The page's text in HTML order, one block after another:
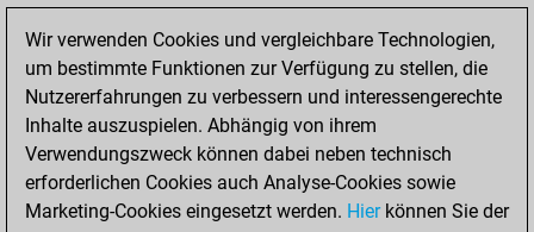
=3 -40 in slow games
Dienstag,
Dezember 7, 2021
You created
your Studies account
Studies
Dienstag,
Wir verwenden Cookies und vergleichbare Technologien,
um bestimmte Funktionen zur Verfügung zu stellen, die
Nutzererfahrungen zu verbessern und interessengerechte
Inhalte auszuspielen. Abhängig von ihrem
Verwendungszweck können dabei neben technisch
erforderlichen Cookies auch Analyse-Cookies sowie
Marketing-Cookies eingesetzt werden. Hierkönnen Sie der